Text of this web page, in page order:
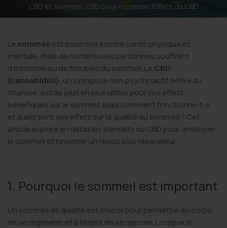
CBD et sommeil, CBD pour insomnie, Effets du CBD
Le sommeil est essentiel à notre santé physique et
mentale, mais de nombreuses personnes souffrent
d’insomnie ou de troubles du sommeil. Le CBD
(cannabidiol), un composé non psychoactif dérivé du
chanvre, est de plus en plus utilisé pour ses effets
bénéfiques sur le sommeil. Mais comment fonctionne-t-il,
et quels sont ses effets sur la qualité du sommeil ? Cet
article explore en détail les bienfaits du CBD pour améliorer
le sommeil et favoriser un repos plus réparateur.
1. Pourquoi le sommeil est important
Un sommeil de qualité est crucial pour permettre au corps
de se régénérer et à l’esprit de se reposer. Lorsque le